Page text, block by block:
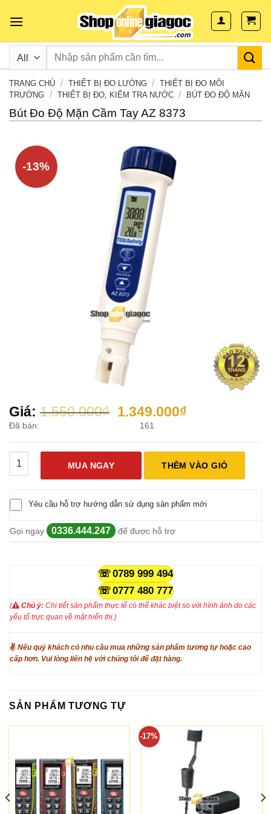
TRANG CHỦ / THIẾT BỊ ĐO LƯỜNG / THIẾT BỊ ĐO MÔI
TRƯỜNG / THIẾT BỊ ĐO, KIỂM TRA NƯỚC / BÚT ĐO ĐỘ MẶN
Bút Đo Độ Mặn Cầm Tay AZ 8373
-13%
Giá: 1.550.000₫ Giá
là:
1.550.000₫.
1.349.000₫Giá
tại
là:
1.349.000₫.
Đã bán: 161
Bút Đo Độ Mặn Cầm Tay AZ 8373 số lượng
MUA NGAY
THÊM VÀO GIỎ
Yêu cầu hỗ trợ hướng dẫn sử dụng sản phẩm mới
Gọi ngay 0336.444.247 để được hỗ trợ
0789 999 494
0777 480 777
( Chú ý: Chi tiết sản phẩm thực tế có thể khác biệt so với hình ảnh do các
yếu tố trực quan về mặt hiển thị.)
✌ Nếu quý khách có nhu cầu mua những sản phẩm tương tự hoặc cao
cấp hơn. Vui lòng liên hệ với chúng tôi để đặt hàng.
SẢN PHẨM TƯƠNG TỰ
-17%